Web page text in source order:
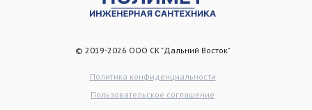
© 2019-2026 ООО СК "Дальний Восток"
Политика конфиденциальности
Пользовательское соглашение